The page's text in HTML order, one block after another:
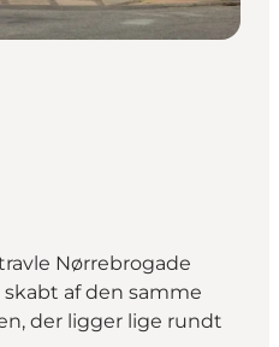
Nørrebrogade
af den samme
der ligger lige rundt